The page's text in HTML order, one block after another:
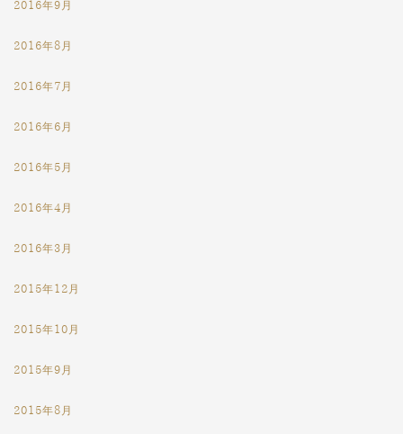
2016年9月
2016年8月
2016年7月
2016年6月
2016年5月
2016年4月
2016年3月
2015年12月
2015年10月
2015年9月
2015年8月